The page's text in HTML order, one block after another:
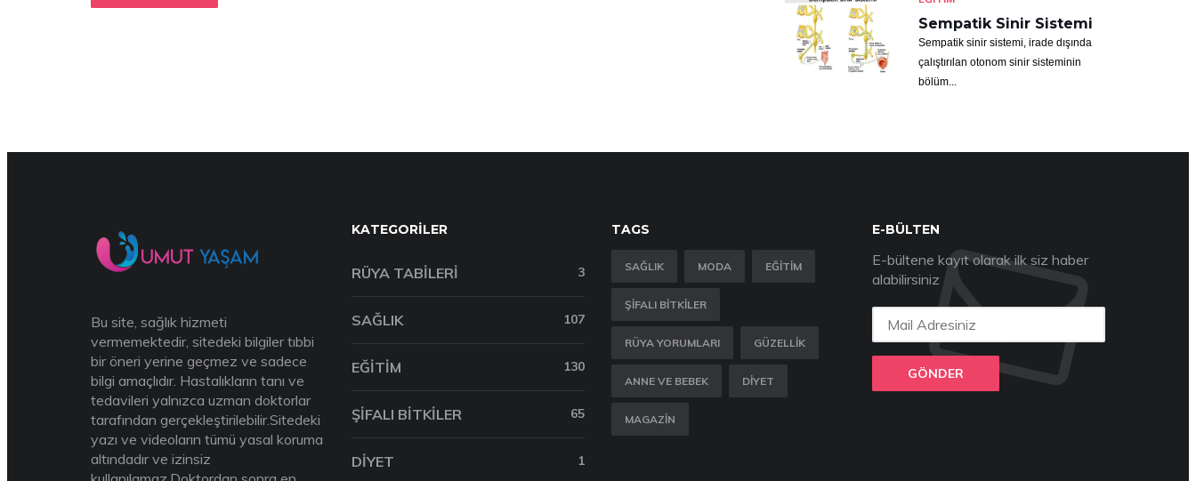
Sempatik Sinir Sistemi
Sempatik sinir sistemi, irade dışında
çalıştırılan otonom sinir sisteminin
bölüm...
Bu site, sağlık hizmeti
vermemektedir, sitedeki bilgiler tıbbi
bir öneri yerine geçmez ve sadece
bilgi amaçlıdır. Hastalıkların tanı ve
tedavileri yalnızca uzman doktorlar
tarafından gerçekleştirilebilir.Sitedeki
yazı ve videoların tümü yasal koruma
altındadır ve izinsiz
KATEGORILER
RÜYA TABILERI 3
SAĞLIK 107
EĞITIM 130
ŞIFALI BITKILER 65
DIYET 1
TAGS
SAĞLIK MODA EĞITIM
ŞIFALI BITKILER
RÜYA YORUMLARI GÜZELLIK
ANNE VE BEBEK DIYET
MAGAZIN
E-BÜLTEN
E-bültene kayıt olarak ilk siz haber
alabilirsiniz
GÖNDER